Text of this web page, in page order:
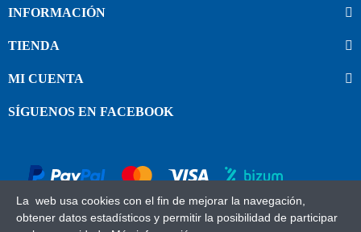
INFORMACIÓN
TIENDA
MI CUENTA
SÍGUENOS EN FACEBOOK
La web usa cookies con el fin de mejorar la navegación,
obtener datos estadísticos y permitir la posibilidad de participar